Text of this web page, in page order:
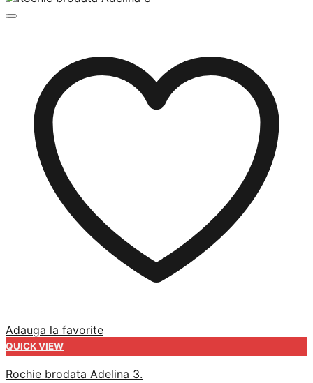
Adauga la favorite
QUICK VIEW
Rochie brodata Adelina 3.